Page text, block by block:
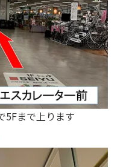
5Fまで上ります